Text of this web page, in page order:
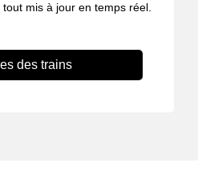
mis à jour en temps réel.
des trains